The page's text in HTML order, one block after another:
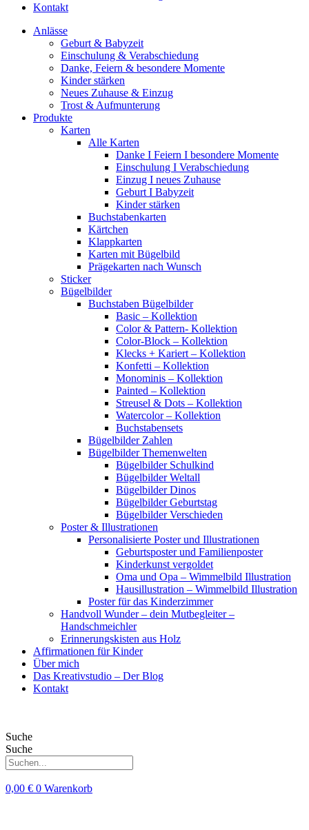
Kontakt
Anlässe
Geburt & Babyzeit
Einschulung & Verabschiedung
Danke, Feiern & besondere Momente
Kinder stärken
Neues Zuhause & Einzug
Trost & Aufmunterung
Produkte
Karten
Alle Karten
Danke I Feiern I besondere Momente
Einschulung I Verabschiedung
Einzug I neues Zuhause
Geburt I Babyzeit
Kinder stärken
Buchstabenkarten
Kärtchen
Klappkarten
Karten mit Bügelbild
Prägekarten nach Wunsch
Sticker
Bügelbilder
Buchstaben Bügelbilder
Basic – Kollektion
Color & Pattern- Kollektion
Color-Block – Kollektion
Klecks + Kariert – Kollektion
Konfetti – Kollektion
Monominis – Kollektion
Painted – Kollektion
Streusel & Dots – Kollektion
Watercolor – Kollektion
Buchstabensets
Bügelbilder Zahlen
Bügelbilder Themenwelten
Bügelbilder Schulkind
Bügelbilder Weltall
Bügelbilder Dinos
Bügelbilder Geburtstag
Bügelbilder Verschieden
Poster & Illustrationen
Personalisierte Poster und Illustrationen
Geburtsposter und Familienposter
Kinderkunst vergoldet
Oma und Opa – Wimmelbild Illustration
Hausillustration – Wimmelbild Illustration
Poster für das Kinderzimmer
Handvoll Wunder – dein Mutbegleiter –
Handschmeichler
Erinnerungskisten aus Holz
Affirmationen für Kinder
Über mich
Das Kreativstudio – Der Blog
Kontakt
Suche
Suche
0,00 € 0 Warenkorb